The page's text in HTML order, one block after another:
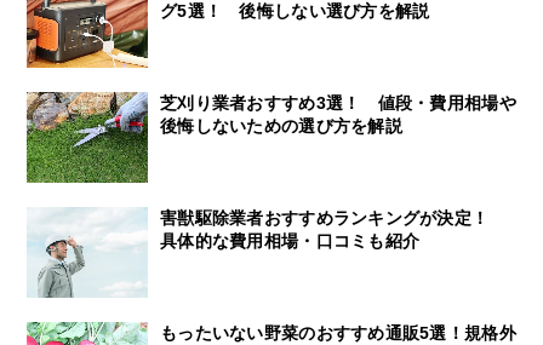
グ5選！ 後悔しない選び方を解説
芝刈り業者おすすめ3選！ 値段・費用相場や
後悔しないための選び方を解説
害獣駆除業者おすすめランキングが決定！
具体的な費用相場・口コミも紹介
もったいない野菜のおすすめ通販5選！規格外